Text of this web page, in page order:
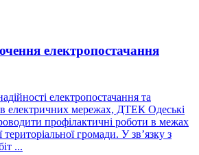
електропостачання
електропостачання та
електричних мережах, ДТЕК Одеські
профілактичні роботи в межах
територіальної громади. У зв’язку з
...